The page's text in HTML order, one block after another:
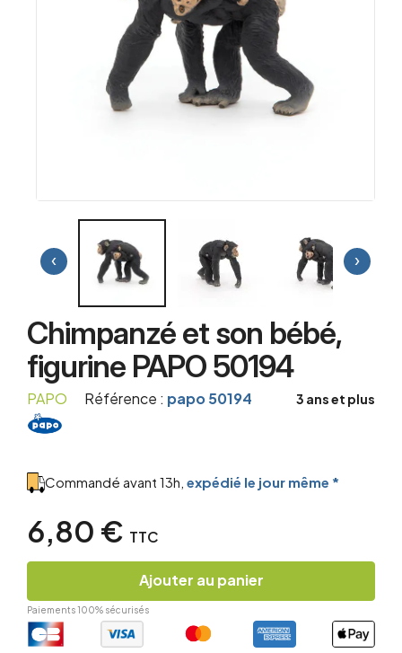
‹ ›
Chimpanzé et son bébé,
figurine PAPO 50194
PAPO Référence : papo 50194 3 ans et plus
Commandé avant 13h, expédié le jour même *
6,80 € TTC
Ajouter au panier
Paiements 100% sécurisés